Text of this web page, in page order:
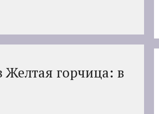
горчица: в